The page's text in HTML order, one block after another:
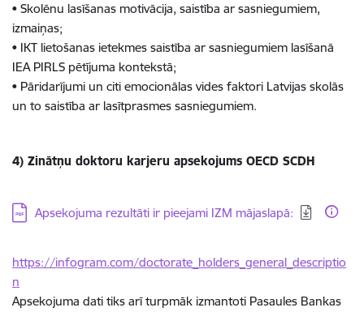
• Skolēnu lasīšanas motivācija, saistība ar sasniegumiem,
izmaiņas;
• IKT lietošanas ietekmes saistība ar sasniegumiem lasīšanā
IEA PIRLS pētījuma kontekstā;
• Pāridarījumi un citi emocionālas vides faktori Latvijas skolās
un to saistība ar lasītprasmes sasniegumiem.
4) Zinātņu doktoru karjeru apsekojums OECD SCDH
Lejupielādēt:
Apsekojuma rezultāti ir pieejami IZM mājaslapā:
https://infogram.com/doctorate_holders_general_descriptio
n
Apsekojuma dati tiks arī turpmāk izmantoti Pasaules Bankas